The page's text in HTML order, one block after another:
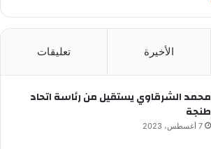
الأخيرة تعليقات
محمد الشرقاوي يستقيل من رئاسة اتحاد
طنجة
7 أغسطس، 2023